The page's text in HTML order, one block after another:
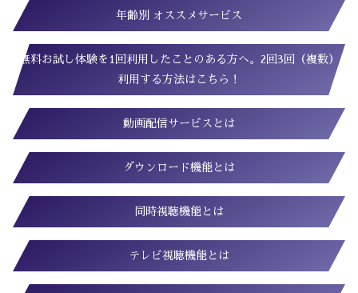
年齢別 オススメサービス
無料お試し体験を1回利用したことのある方へ。2回3回（複数）
利用する方法はこちら！
動画配信サービスとは
ダウンロード機能とは
同時視聴機能とは
テレビ視聴機能とは